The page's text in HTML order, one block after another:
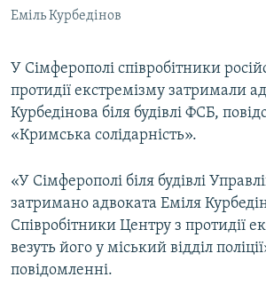
Усі сайти RFE/RL
Еміль Курбедінов
У Сімферополі співробітники
протидії екстремізму затримали
Курбедінова біля будівлі ФСБ,
«Кримська солідарність».
«У Сімферополі біля будівлі
затримано адвоката Еміля
Співробітники Центру з протидії
везуть його у міський відділ
повідомленні.